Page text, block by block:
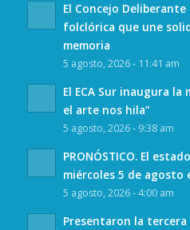
El Concejo
folclórica que une
memoria
5 agosto, 2026 - 11:41 am
El ECA Sur inaugura
el arte nos hila”
5 agosto, 2026 - 9:38 am
PRONÓSTICO. El
miércoles 5 de agosto
5 agosto, 2026 - 4:00 am
Presentaron la